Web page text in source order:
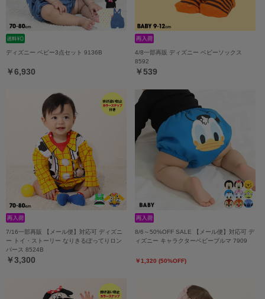
ディズニー ベビー3点セット 9136B
￥6,930
4/8一部再販 ディズニー ベビーソックス
8592
￥539
7/16一部再販 【メール便】対応可 ディズニ
ー トイ・ストーリー なりきるぽってりロン
パース 8524B
￥3,300
8/6～50%OFF SALE 【メール便】対応可 デ
ィズニー キャラクターベビーブルマ 7909
￥1,320 (50%OFF)